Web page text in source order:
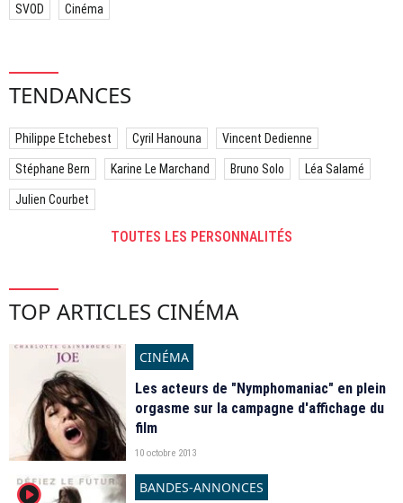
SVOD Cinéma
TENDANCES
Philippe Etchebest Cyril Hanouna Vincent Dedienne
Stéphane Bern Karine Le Marchand Bruno Solo Léa Salamé
Julien Courbet
TOUTES LES PERSONNALITÉS
TOP ARTICLES CINÉMA
CINÉMA
Les acteurs de "Nymphomaniac" en plein
orgasme sur la campagne d'affichage du
film
10 octobre 2013
player2 BANDES-ANNONCES